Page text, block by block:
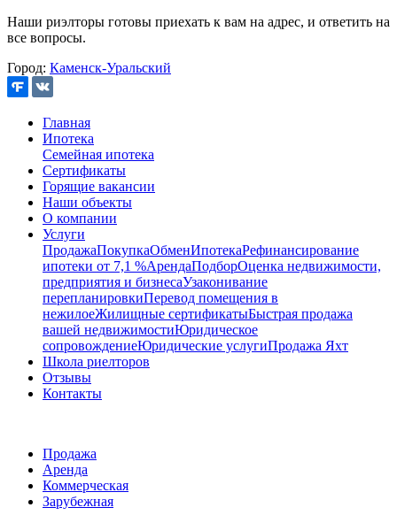
Наши риэлторы готовы приехать к вам на адрес, и ответить на
все вопросы.
Город: Каменск-Уральский
Главная
Ипотека
Семейная ипотека
Сертификаты
Горящие вакансии
Наши объекты
О компании
Услуги
ПродажаПокупкаОбменИпотекаРефинансирование
ипотеки от 7,1 %АрендаПодборОценка недвижимости,
предприятия и бизнесаУзаконивание
перепланировкиПеревод помещения в
нежилоеЖилищные сертификатыБыстрая продажа
вашей недвижимостиЮридическое
сопровождениеЮридические услугиПродажа Яхт
Школа риелторов
Отзывы
Контакты
Продажа
Аренда
Коммерческая
Зарубежная